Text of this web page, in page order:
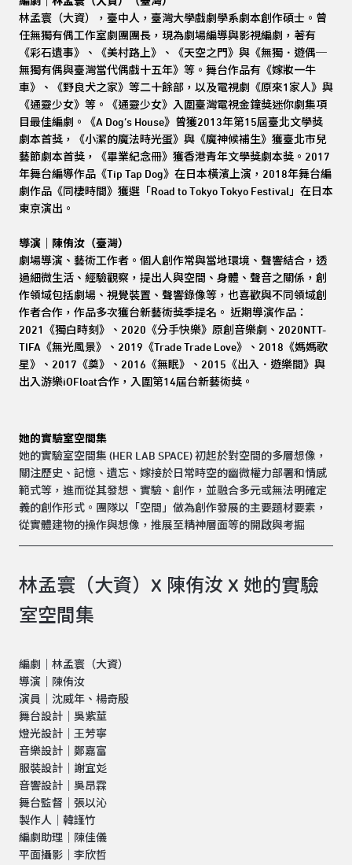
林孟寰（大資），臺中人，臺灣大學戲劇學系劇本創作碩士。曾
任無獨有偶工作室劇團團長，現為劇場編導與影視編劇，著有
《彩石遺事》、《美村路上》、《天空之門》與《無獨．遊偶─
無獨有偶與臺灣當代偶戲十五年》等。舞台作品有《嫁妝一牛
車》、《野良犬之家》等二十餘部，以及電視劇《原來1家人》與
《通靈少女》等。《通靈少女》入圍臺灣電視金鐘獎迷你劇集項
目最佳編劇。《A Dog’s House》曾獲2013年第15屆臺北文學獎
劇本首獎，《小潔的魔法時光蛋》與《魔神候補生》獲臺北市兒
藝節劇本首獎，《畢業紀念冊》獲香港青年文學獎劇本獎。2017
年舞台編導作品《Tip Tap Dog》在日本橫濱上演，2018年舞台編
劇作品《同棲時間》獲選「Road to Tokyo Tokyo Festival」在日本
東京演出。
導演｜陳侑汝（臺灣）
劇場導演、藝術工作者。個人創作常與當地環境、聲響結合，透
過細微生活、經驗觀察，提出人與空間、身體、聲音之關係，創
作領域包括劇場、視覺裝置、聲響錄像等，也喜歡與不同領域創
作者合作，作品多次獲台新藝術獎季提名。 近期導演作品：
2021《獨白時刻》、2020《分手快樂》原創音樂劇、2020NTT-
TIFA《無光風景》、2019《Trade Trade Love》、2018《媽媽歌
星》、2017《奠》、2016《無眠》、2015《出入．遊樂間》與
出入游樂iOFloat合作，入圍第14屆台新藝術獎。
她的實驗室空間集
她的實驗室空間集 (HER LAB SPACE) 初起於對空間的多層想像，
關注歷史、記憶、遺忘、嫁接於日常時空的幽微權力部署和情感
範式等，進而從其發想、實驗、創作，並融合多元或無法明確定
義的創作形式。團隊以「空間」做為創作發展的主要題材要素，
從實體建物的操作與想像，推展至精神層面等的開啟與考掘
林孟寰（大資）X 陳侑汝 X 她的實驗
室空間集
編劇｜林孟寰（大資）
導演｜陳侑汝
演員｜沈威年、楊奇殷
舞台設計｜吳紫莖
燈光設計｜王芳寧
音樂設計｜鄭嘉富
服裝設計｜謝宜彣
音響設計｜吳昂霖
舞台監督｜張以沁
製作人｜韓謹竹
編劇助理｜陳佳儀
平面攝影｜李欣哲